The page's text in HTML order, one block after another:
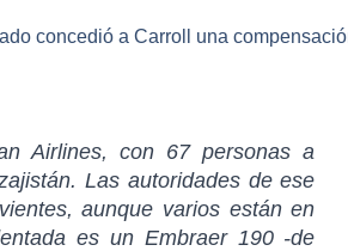
concedió a Carroll una
Airlines, con 67 personas a
Las autoridades de ese
aunque varios están en
es un Embraer 190 -de